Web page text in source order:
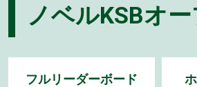
ノベルKSBオ
フルリーダーボード